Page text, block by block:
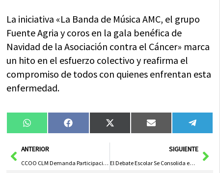
La iniciativa «La Banda de Música AMC, el grupo
Fuente Agria y coros en la gala benéfica de
Navidad de la Asociación contra el Cáncer» marca
un hito en el esfuerzo colectivo y reafirma el
compromiso de todos con quienes enfrentan esta
enfermedad.
Compartir
en
WhatsAppCompartir
en
FacebookCompartir
en
X
(Twitter)
Compartir
en
Email
en
AntANTERIOR
CCOO CLM Demanda Participación Sindical en Licitaciones para Salvaguardar Derechos Laborales
SIGUIENTE
El Debate Escolar Se Consolida en Guadalajara y Se Expande a Nivel Regional